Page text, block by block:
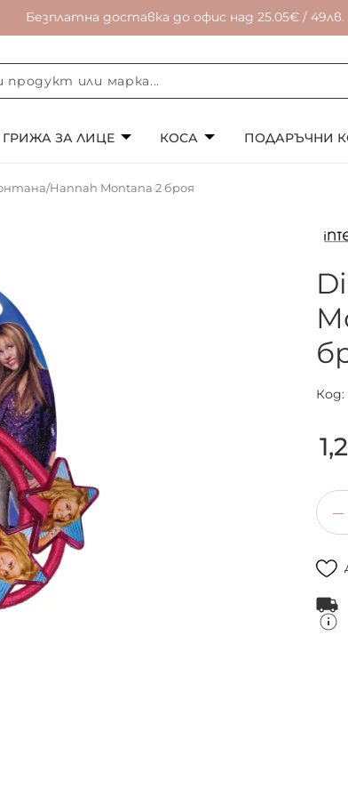
Безплатна доставка до офис над 25.05€ / 49лв.
ГРИЖА ЗА ЛИЦЕ КОСА ПОДАРЪЧНИ
Hannah Montana 2 броя
Код